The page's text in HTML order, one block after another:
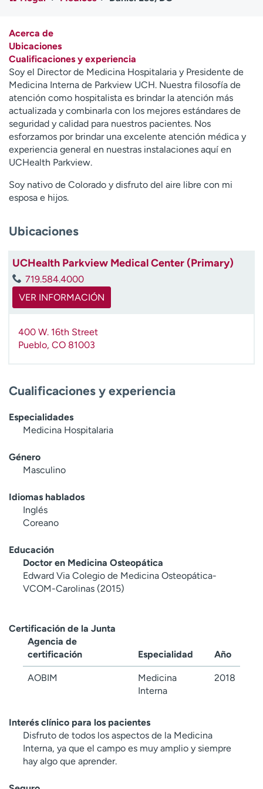
Ready. Set. CO.
Ensayos clínicos
Atención a medios de
comunicación
Contáctenos Noticias e historias
A
y
ú
d
a
m
e
a
c
n
Acerca de
Ubicaciones
Cualificaciones y experiencia
Soy el Director de Medicina Hospitalaria y Presidente de
Medicina Interna de Parkview UCH. Nuestra filosofía de
atención como hospitalista es brindar la atención más
actualizada y combinarla con los mejores estándares de
seguridad y calidad para nuestros pacientes. Nos
esforzamos por brindar una excelente atención médica y
experiencia general en nuestras instalaciones aquí en
UCHealth Parkview.
Soy nativo de Colorado y disfruto del aire libre con mi
esposa e hijos.
Ubicaciones
UCHealth Parkview Medical Center (Primary)
719.584.4000
VER INFORMACIÓN
400 W. 16th Street
Pueblo, CO 81003
Cualificaciones y experiencia
Especialidades
Medicina Hospitalaria
Género
Masculino
Idiomas hablados
Inglés
Coreano
Educación
Doctor en Medicina Osteopática
Edward Via Colegio de Medicina Osteopática-
VCOM-Carolinas (2015)
Certificación de la Junta
Agencia de
certificación
Especialidad Año
AOBIM
Medicina
Interna
2018
Interés clínico para los pacientes
Disfruto de todos los aspectos de la Medicina
Interna, ya que el campo es muy amplio y siempre
hay algo que aprender.